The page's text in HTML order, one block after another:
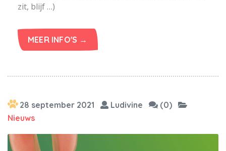
zit, blijf …)
MEER INFO'S →
28 september 2021 Ludivine
(0)
Nieuws